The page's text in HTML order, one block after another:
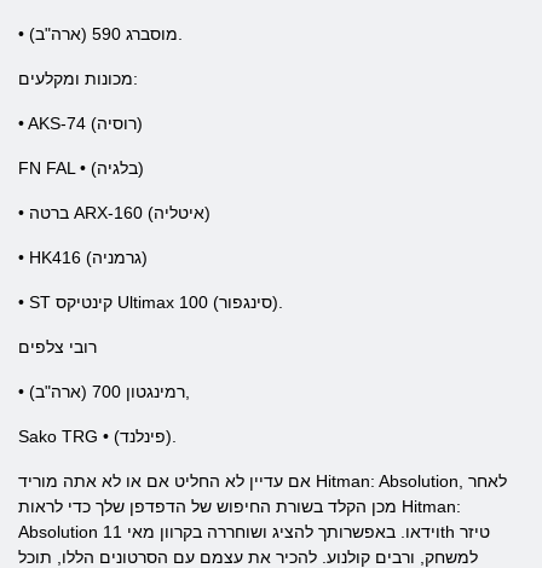
מכונות ומקלעים:
• AKS-74 (רוסיה)
FN FAL • (בלגיה)
• ברטה ARX-160 (איטליה)
• HK416 (גרמניה)
• ST קינטיקס Ultimax 100 (סינגפור).
רובי צלפים
Sako TRG • (פינלנד).
אם עדיין לא החליט אם או לא אתה מוריד Hitman: Absolution, לאחר
מכן הקלד בשורת החיפוש של הדפדפן שלך כדי לראות Hitman:
Absolution וידאו. באפשרותך להציג ושוחררה בקרוון מאי 11th טיזר
למשחק, ורבים קולנוע. להכיר את עצמם עם הסרטונים הללו, תוכל